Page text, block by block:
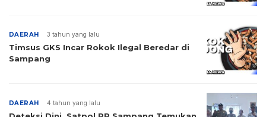
DAERAH 3 tahun yang lalu
Timsus GKS Incar Rokok Ilegal Beredar di
Sampang
DAERAH 4 tahun yang lalu